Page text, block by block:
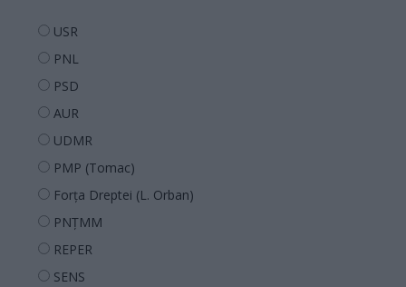
USR
PNL
PSD
AUR
UDMR
PMP (Tomac)
Forța Dreptei (L. Orban)
PNȚMM
REPER
SENS